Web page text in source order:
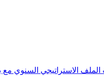
العربية والانجليزية وتضمن دراسات تحليلية ورؤى معمقة، وقراءات دقيقة ورصدًا